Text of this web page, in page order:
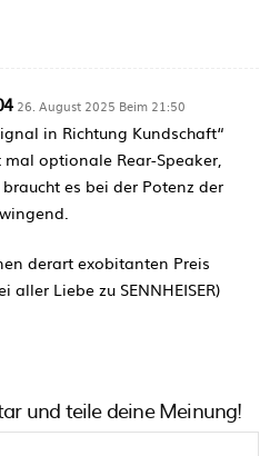
26. August 2025 Beim 21:50
in Richtung Kundschaft“
optionale Rear-Speaker,
es bei der Potenz der
derart exobitanten Preis
aller Liebe zu SENNHEISER)
und teile deine Meinung!